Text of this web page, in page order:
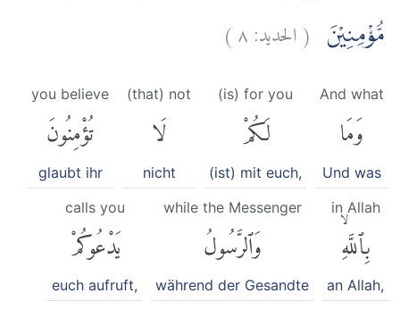
مُّؤْمِنِيْنَ (الحديد:٨)
And what
وَمَا
Und was
(is) for you
لَكُمْ
(ist) mit euch,
(that) not
لَا
nicht
you believe
تُؤْمِنُونَ
glaubt ihr
in Allah
بِٱللَّهِۙ
an Allah,
while the Messenger
وَٱلرَّسُولُ
während der Gesandte
calls you
يَدْعُوكُمْ
euch aufruft,